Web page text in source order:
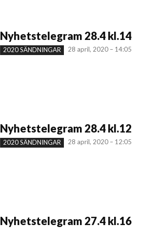
Nyhetstelegram 28.4 kl.14
2020 SÄNDNINGAR 28 april, 2020 – 14:05
Nyhetstelegram 28.4 kl.12
2020 SÄNDNINGAR 28 april, 2020 – 12:05
Nyhetstelegram 27.4 kl.16